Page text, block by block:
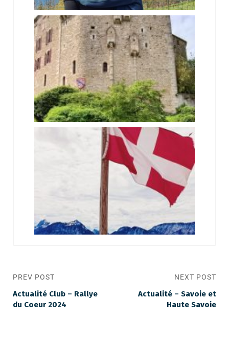
PREV POST
Actualité Club – Rallye
du Coeur 2024
NEXT POST
Actualité – Savoie et
Haute Savoie